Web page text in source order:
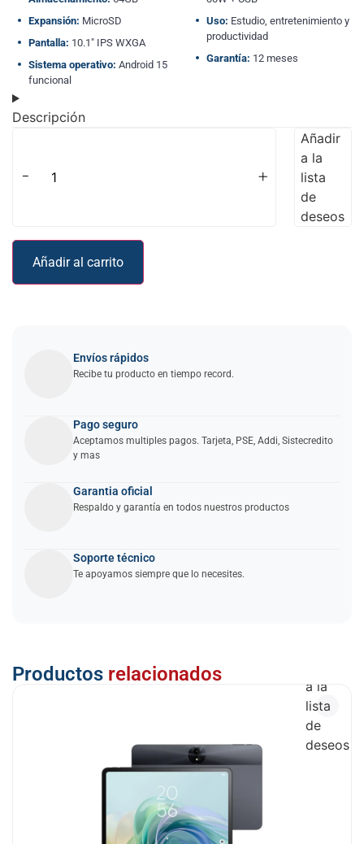
Expansión: MicroSD
Pantalla: 10.1″ IPS WXGA
Sistema operativo: Android 15
funcional
Uso: Estudio, entretenimiento y
productividad
Garantía: 12 meses
Descripción
- +
Añadir al carrito
Añadir
a la
lista
de
deseos
Envíos rápidos
Recibe tu producto en tiempo record.
Pago seguro
Aceptamos multiples pagos. Tarjeta, PSE, Addi, Sistecredito
y mas
Garantia oficial
Respaldo y garantía en todos nuestros productos
Soporte técnico
Te apoyamos siempre que lo necesites.
Productos relacionados
a la
lista
de
deseos